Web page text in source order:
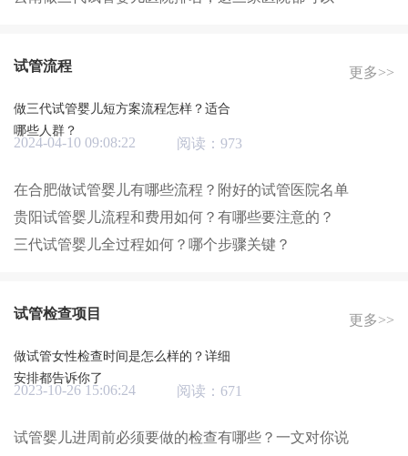
试管流程 更多>>
做三代试管婴儿短方案流程怎样？适合
哪些人群？
2024-04-10 09:08:22 阅读：973
在合肥做试管婴儿有哪些流程？附好的试管医院名单
贵阳试管婴儿流程和费用如何？有哪些要注意的？
三代试管婴儿全过程如何？哪个步骤关键？
试管检查项目 更多>>
做试管女性检查时间是怎么样的？详细
安排都告诉你了
2023-10-26 15:06:24 阅读：671
试管婴儿进周前必须要做的检查有哪些？一文对你说